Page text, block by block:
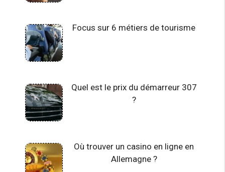
Focus sur 6 métiers de tourisme
Quel est le prix du démarreur 307
?
Où trouver un casino en ligne en
Allemagne ?